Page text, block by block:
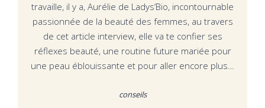
travaille, il y a, Aurélie de Ladys’Bio, incontournable
passionnée de la beauté des femmes, au travers
de cet article interview, elle va te confier ses
réflexes beauté, une routine future mariée pour
une peau éblouissante et pour aller encore plus…
conseils